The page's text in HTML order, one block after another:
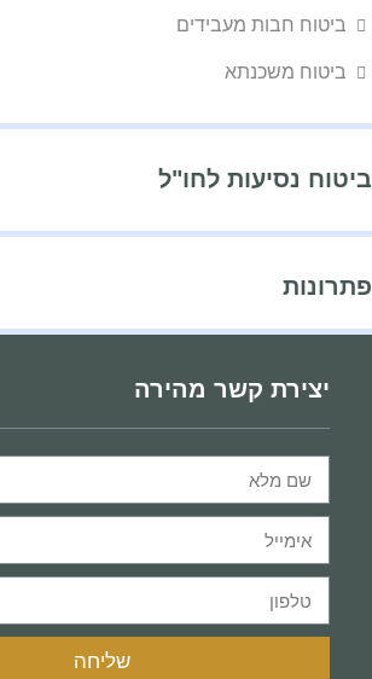
ביטוח חבות מעבידים
ביטוח משכנתא
ביטוח נסיעות לחו"ל
פתרונות
יצירת קשר מהירה
שליחה